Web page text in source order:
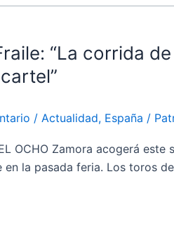
“La corrida
/ Actualidad, España /
OCHO Zamora acogerá
en la pasada feria. Los toros